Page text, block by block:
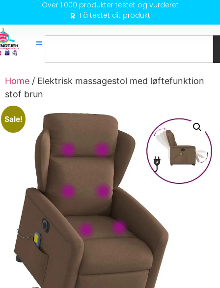
Over 1.000 produkter testet og vurderet
Få testet dit produkt
Home / Elektrisk massagestol med løftefunktion
stof brun
Sale!